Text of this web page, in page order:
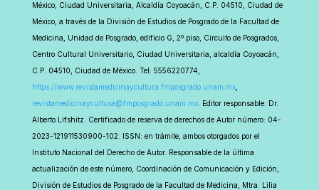
México, Ciudad Universitaria, Alcaldía Coyoacán, C.P. 04510, Ciudad de
México, a través de la División de Estudios de Posgrado de la Facultad de
Medicina, Unidad de Posgrado, edificio G, 2º piso, Circuito de Posgrados,
Centro Cultural Universitario, Ciudad Universitaria, alcaldía Coyoacán,
C.P. 04510, Ciudad de México. Tel: 5556220774,
https://www.revistamedicinaycultura.fmposgrado.unam.mx,
revistamedicinaycultura@fmposgrado.unam.mx. Editor responsable: Dr.
Alberto Lifshitz. Certificado de reserva de derechos de Autor número: 04-
2023-121911530900-102. ISSN: en trámite, ambos otorgados por el
Instituto Nacional del Derecho de Autor. Responsable de la última
actualización de este número, Coordinación de Comunicación y Edición,
División de Estudios de Posgrado de la Facultad de Medicina, Mtra. Lilia